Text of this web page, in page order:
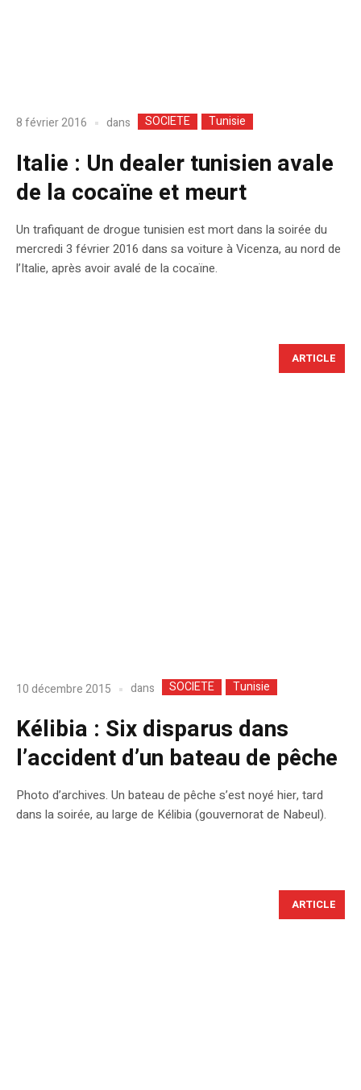
8 février 2016 dans SOCIETE Tunisie
Italie : Un dealer tunisien avale
de la cocaïne et meurt
Un trafiquant de drogue tunisien est mort dans la soirée du
mercredi 3 février 2016 dans sa voiture à Vicenza, au nord de
l’Italie, après avoir avalé de la cocaïne.
ARTICLE
10 décembre 2015 dans SOCIETE Tunisie
Kélibia : Six disparus dans
l’accident d’un bateau de pêche
Photo d’archives. Un bateau de pêche s’est noyé hier, tard
dans la soirée, au large de Kélibia (gouvernorat de Nabeul).
ARTICLE